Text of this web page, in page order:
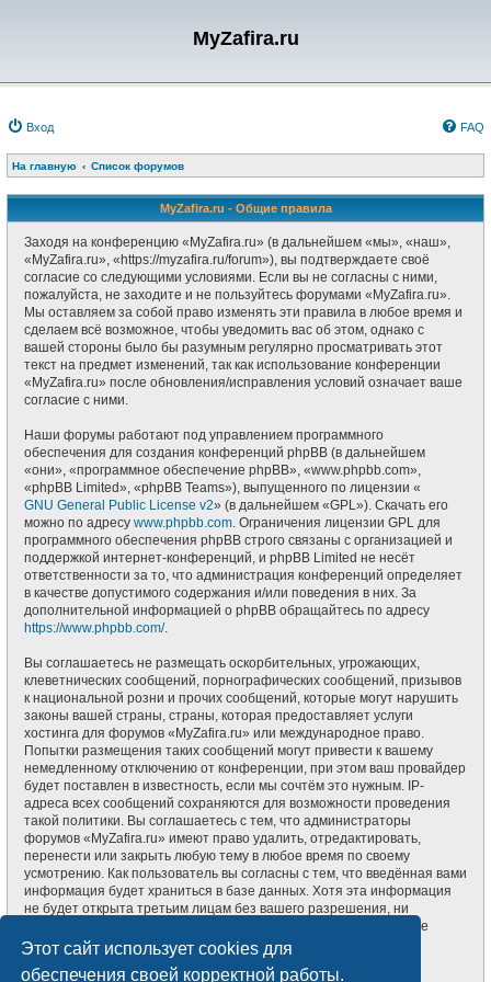
Этот сайт использует cookies для
обеспечения своей корректной работы.
MyZafira.ru
Вход FAQ
На главную Список форумов
MyZafira.ru - Общие правила
Заходя на конференцию «MyZafira.ru» (в дальнейшем «мы», «наш»,
«MyZafira.ru», «https://myzafira.ru/forum»), вы подтверждаете своё
согласие со следующими условиями. Если вы не согласны с ними,
пожалуйста, не заходите и не пользуйтесь форумами «MyZafira.ru».
Мы оставляем за собой право изменять эти правила в любое время и
сделаем всё возможное, чтобы уведомить вас об этом, однако с
вашей стороны было бы разумным регулярно просматривать этот
текст на предмет изменений, так как использование конференции
«MyZafira.ru» после обновления/исправления условий означает ваше
согласие с ними.
Наши форумы работают под управлением программного
обеспечения для создания конференций phpBB (в дальнейшем
«они», «программное обеспечение phpBB», «www.phpbb.com»,
«phpBB Limited», «phpBB Teams»), выпущенного по лицензии «
GNU General Public License v2» (в дальнейшем «GPL»). Скачать его
можно по адресу www.phpbb.com. Ограничения лицензии GPL для
программного обеспечения phpBB строго связаны с организацией и
поддержкой интернет-конференций, и phpBB Limited не несёт
ответственности за то, что администрация конференций определяет
в качестве допустимого содержания и/или поведения в них. За
дополнительной информацией о phpBB обращайтесь по адресу
https://www.phpbb.com/.
Вы соглашаетесь не размещать оскорбительных, угрожающих,
клеветнических сообщений, порнографических сообщений, призывов
к национальной розни и прочих сообщений, которые могут нарушить
законы вашей страны, страны, которая предоставляет услуги
хостинга для форумов «MyZafira.ru» или международное право.
Попытки размещения таких сообщений могут привести к вашему
немедленному отключению от конференции, при этом ваш провайдер
будет поставлен в известность, если мы сочтём это нужным. IP-
адреса всех сообщений сохраняются для возможности проведения
такой политики. Вы соглашаетесь с тем, что администраторы
форумов «MyZafira.ru» имеют право удалить, отредактировать,
перенести или закрыть любую тему в любое время по своему
усмотрению. Как пользователь вы согласны с тем, что введённая вами
информация будет храниться в базе данных. Хотя эта информация
не будет открыта третьим лицам без вашего разрешения, ни
администрация конференции «MyZafira.ru», ни phpBB Limited не
может быть ответственна за действия хакеров, которые могут
привести к несанкционированному доступу к ней.